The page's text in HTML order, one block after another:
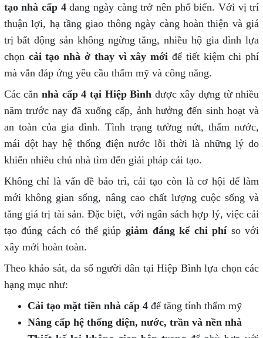
tạo nhà cấp 4đang ngày càng trở nên phổ biến. Với vị trí
thuận lợi, hạ tầng giao thông ngày càng hoàn thiện và giá
trị bất động sản không ngừng tăng, nhiều hộ gia đình lựa
chọn cải tạo nhà ở thay vì xây mới để tiết kiệm chi phí
mà vẫn đáp ứng yêu cầu thẩm mỹ và công năng.
Các căn nhà cấp 4 tại Hiệp Bình được xây dựng từ nhiều
năm trước nay đã xuống cấp, ảnh hưởng đến sinh hoạt và
an toàn của gia đình. Tình trạng tường nứt, thấm nước,
mái dột hay hệ thống điện nước lỗi thời là những lý do
khiến nhiều chủ nhà tìm đến giải pháp cải tạo.
Không chỉ là vấn đề bảo trì, cải tạo còn là cơ hội để làm
mới không gian sống, nâng cao chất lượng cuộc sống và
tăng giá trị tài sản. Đặc biệt, với ngân sách hợp lý, việc cải
tạo đúng cách có thể giúp giảm đáng kể chi phí so với
xây mới hoàn toàn.
Theo khảo sát, đa số người dân tại Hiệp Bình lựa chọn các
hạng mục như:
Cải tạo mặt tiền nhà cấp 4để tăng tính thẩm mỹ
Nâng cấp hệ thống điện, nước, trần và nền nhà